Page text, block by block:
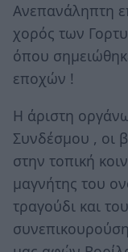
Ανεπανάληπτη
χορός των
όπου
εποχών !
Η άριστη
Συνδέσμου , οι
στην τοπική
μαγνήτης του
τραγούδι και